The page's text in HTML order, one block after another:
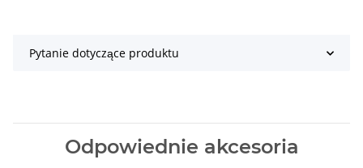
Pytanie dotyczące produktu
Odpowiednie akcesoria